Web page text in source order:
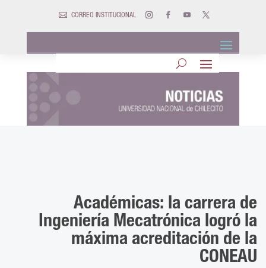
 CORREO INSTITUCIONAL
Académicas: la carrera de
Ingeniería Mecatrónica logró la
máxima acreditación de la
CONEAU